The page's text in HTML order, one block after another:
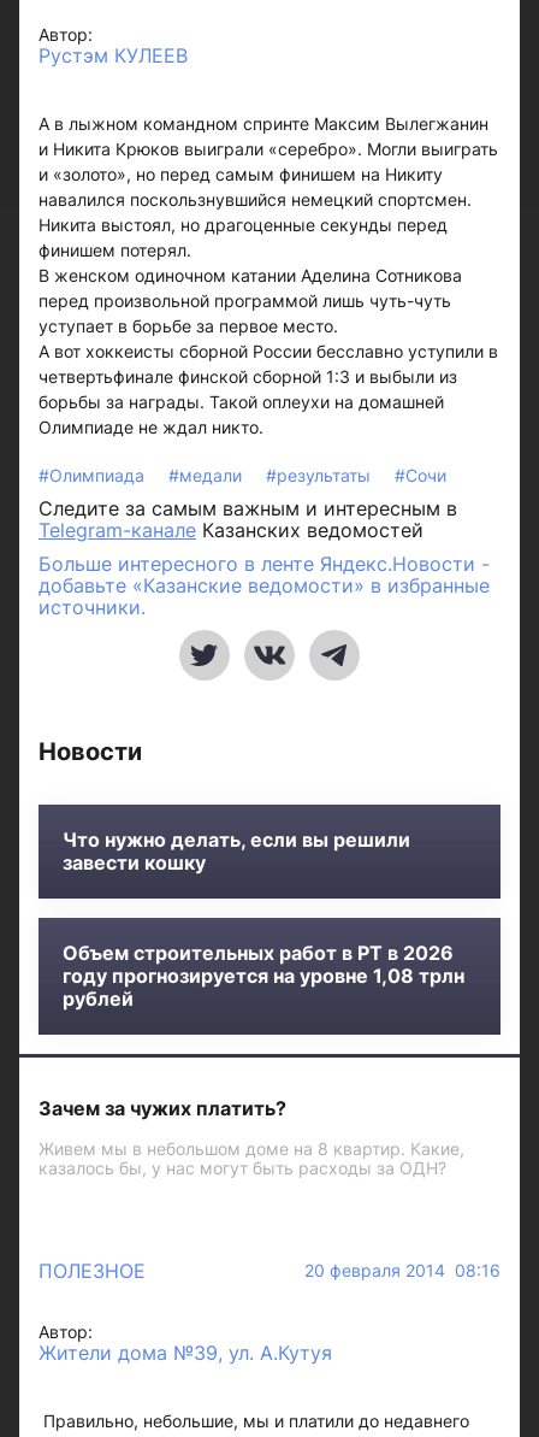
Автор:
Рустэм КУЛЕЕВ
А в лыжном командном спринте Максим Вылегжанин
и Никита Крюков выиграли «серебро». Могли выиграть
и «золото», но перед самым финишем на Никиту
навалился поскользнувшийся немецкий спортсмен.
Никита выстоял, но драгоценные секунды перед
финишем потерял.
В женском одиночном катании Аделина Сотникова
перед произвольной программой лишь чуть-чуть
уступает в борьбе за первое место.
А вот хоккеисты сборной России бесславно уступили в
четвертьфинале финской сборной 1:3 и выбыли из
борьбы за награды. Такой оплеухи на домашней
Олимпиаде не ждал никто.
#Олимпиада #медали #результаты #Сочи
Следите за самым важным и интересным в
Telegram-канале Казанских ведомостей
Больше интересного в ленте Яндекс.Новости -
добавьте «Казанские ведомости» в избранные
источники.
Новости
Что нужно делать, если вы решили
завести кошку
Объем строительных работ в РТ в 2026
году прогнозируется на уровне 1,08 трлн
рублей
Зачем за чужих платить?
Живем мы в небольшом доме на 8 квартир. Какие,
казалось бы, у нас могут быть расходы за ОДН?
ПОЛЕЗНОЕ 20 февраля 2014 08:16
Автор:
Жители дома №39, ул. А.Кутуя
Правильно, небольшие, мы и платили до недавнего